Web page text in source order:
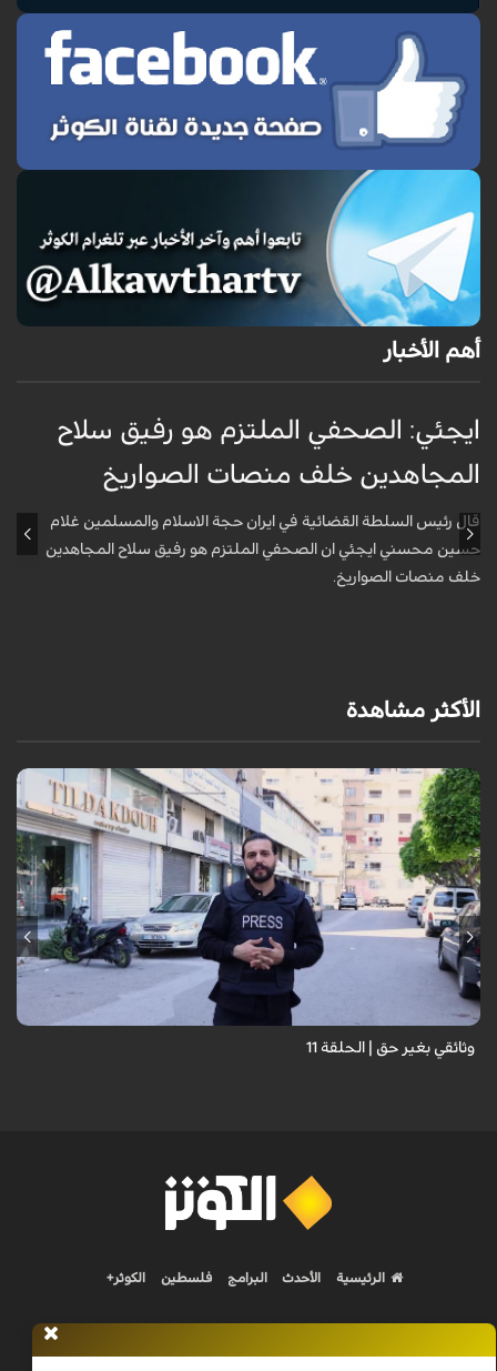
أهم الأخبار
ايجئي: الصحفي الملتزم هو رفيق سلاح
المجاهدين خلف منصات الصواريخ
قال رئيس السلطة القضائية في ايران حجة الاسلام والمسلمين غلام
حسين محسني ايجئي ان الصحفي الملتزم هو رفيق سلاح المجاهدين
خلف منصات الصواريخ.
الأكثر مشاهدة
وثائقي بغير حق | الحلقة 11
الرئيسية الأحدث البرامج فلسطين الكوثر+